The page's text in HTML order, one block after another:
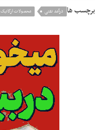
برچسب ها درآمد نفتی محصولات ارگانیک